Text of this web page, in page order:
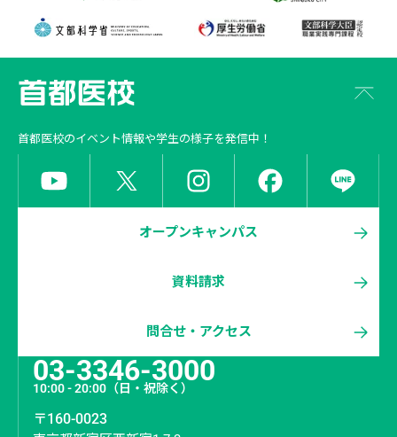
首都医校のイベント情報や学生の様子を発信中！
オープンキャンパス
資料請求
問合せ・アクセス
03-3346-3000
10:00 - 20:00 （日・祝除く）
〒160-0023